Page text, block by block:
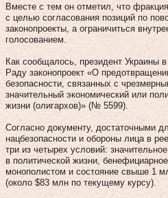
Вместе с тем он отметил, что
с целью согласования позиций по
законопроекты, а ограничиться
голосованием.
Как сообщалось, президент Украины
Раду законопроект «О
безопасности, связанных с
значительный экономический или
жизни (олигархов)» (№ 5599).
Согласно документу, достаточными
нацбезопасности и обороны лица в
три из четырех условий:
в политической жизни,
монополистом и состояние свыше 1
(около $83 млн по текущему курсу).